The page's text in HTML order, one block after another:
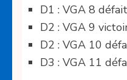
D1 : VGA 8
D2 : VGA 9
D2 : VGA 10
D3 : VGA 11